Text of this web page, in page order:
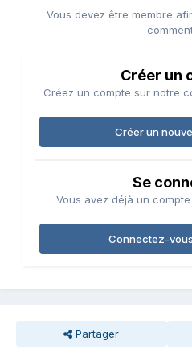
Vous devez être membre
Créer un
Créez un compte sur notre
Créer un
Se
Vous avez déjà un
Connectez-
Partager